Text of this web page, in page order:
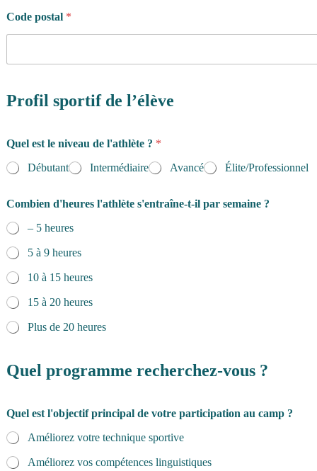
Code postal *
Profil sportif de l’élève
Quel est le niveau de l'athlète ? *
Débutant
Intermédiaire Avancé Élite/Professionnel
Combien d'heures l'athlète s'entraîne-t-il par semaine ?
– 5 heures
5 à 9 heures
10 à 15 heures
15 à 20 heures
Plus de 20 heures
Quel programme recherchez-vous ?
Quel est l'objectif principal de votre participation au camp ?
Améliorez votre technique sportive
Améliorez vos compétences linguistiques